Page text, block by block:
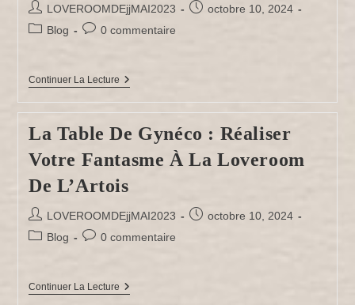
Loveroom
L’Artois
Auteur/autrice
de
LOVEROOMDEjjMAI2023
Publication
octobre 10, 2024
PostBlog
Commentaires
publication :
0 commentaire
Continuer La LectureLe
À
:
Uniquement
À
La
Loveroom
De
?
La Table De Gynéco : Réaliser
Votre Fantasme À La Loveroom
De L’Artois
Auteur/autrice
de
LOVEROOMDEjjMAI2023
Publication
octobre 10, 2024
PostBlog
Commentaires
publication :
0 commentaire
Continuer La LectureLa